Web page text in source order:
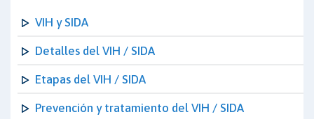
VIH y SIDA
Detalles del VIH / SIDA
Etapas del VIH / SIDA
Prevención y tratamiento del VIH / SIDA